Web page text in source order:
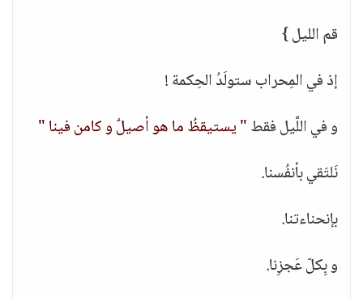
قم الليل }
إذ في المِحراب ستولَدُ الحِكمة !
و في اللَّيل فقط" يستيقظُ ما هو أصيلٌ و كامن فينا "
نَلتَقي بأنفُسنا.
بإنحناءتنا.
و بِكلّ عَجزِنا.